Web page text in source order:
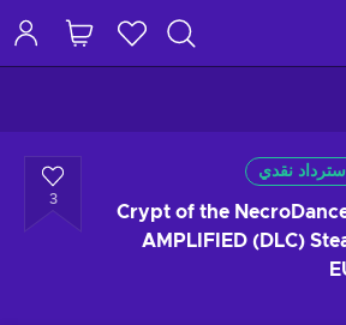
نقدي
Crypt of the
AMPLIFIED (DLC)
3